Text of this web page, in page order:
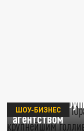
контракт с
агентством
ШОУ-БИЗНЕС